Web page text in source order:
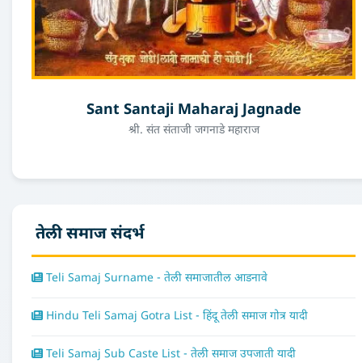
Sant Santaji Maharaj Jagnade
श्री. संत संताजी जगनाडे महाराज
तेली समाज संदर्भ
Teli Samaj Surname - तेली समाजातील आडनावे
Hindu Teli Samaj Gotra List - हिंदू तेली समाज गोत्र यादी
Teli Samaj Sub Caste List - तेली समाज उपजाती यादी